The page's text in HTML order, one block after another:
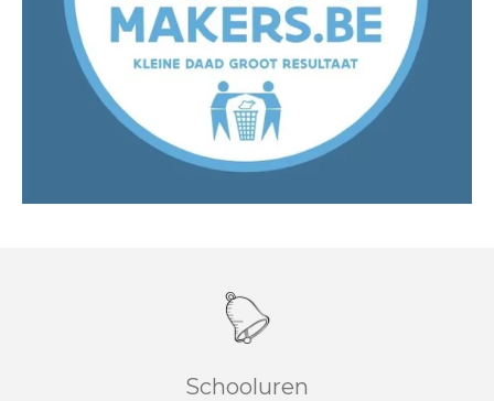
Schooluren